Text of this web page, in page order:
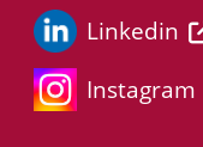
Linkedin
Instagram